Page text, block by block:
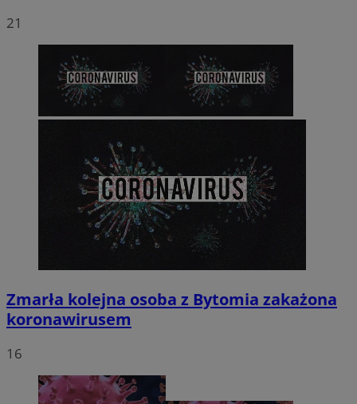
21
Zmarła kolejna osoba z Bytomia zakażona
koronawirusem
16